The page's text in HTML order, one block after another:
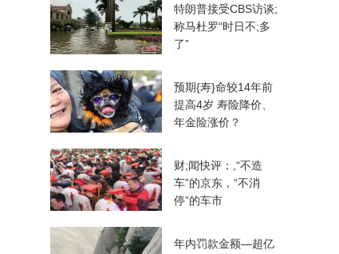
特朗普接受CBS访谈;
称马杜罗“时日不;多
了”
预期{寿}命较14年前
提高4岁 寿险降价、
年金险涨价？
财;闻快评：,“不造
车”的京东，“不消
停”的车市
年内罚款金额—超亿